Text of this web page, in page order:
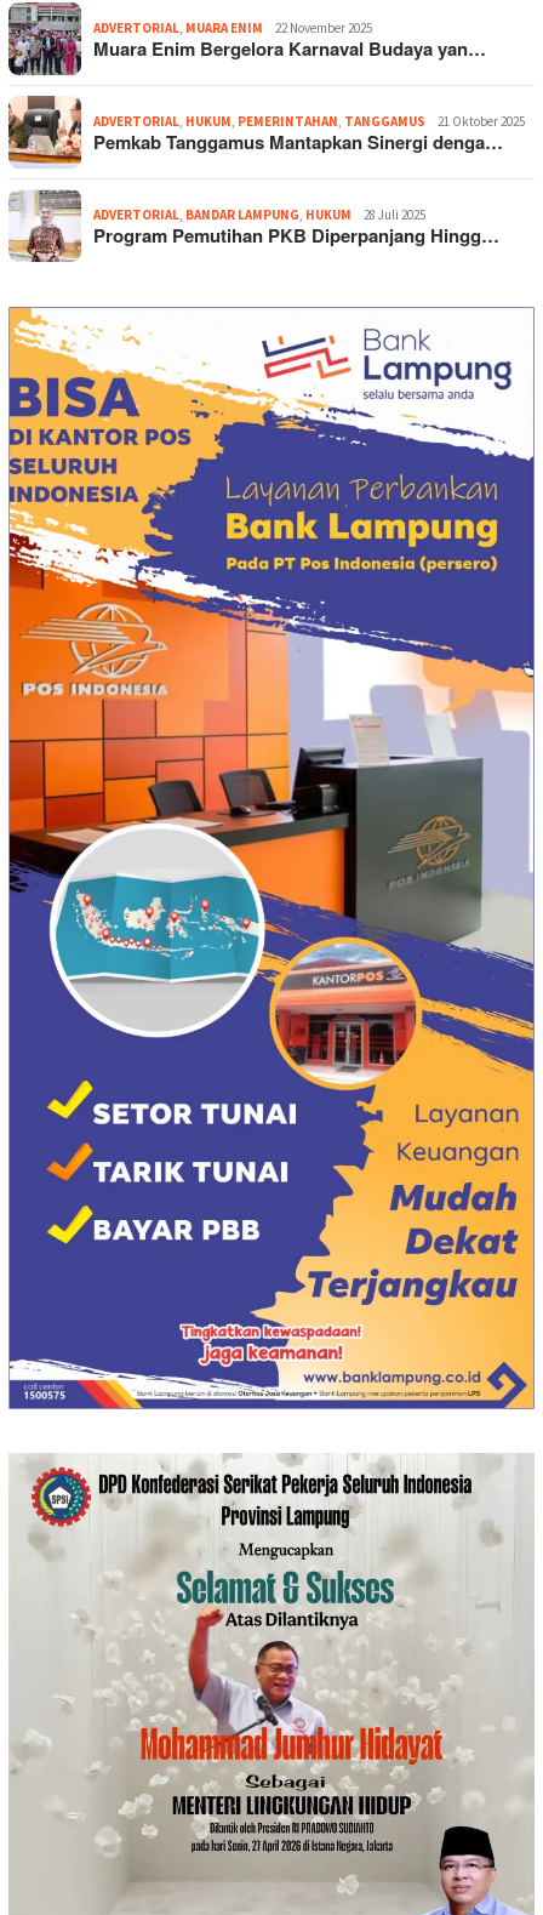
ADVERTORIAL MUARA ENIM 22 November 2025
Muara Enim Bergelora Karnaval Budaya yan…
ADVERTORIAL HUKUM PEMERINTAHAN TANGGAMUS 21 Oktober 2025
Pemkab Tanggamus Mantapkan Sinergi denga…
ADVERTORIAL BANDAR LAMPUNG HUKUM 28 Juli 2025
Program Pemutihan PKB Diperpanjang Hingg…